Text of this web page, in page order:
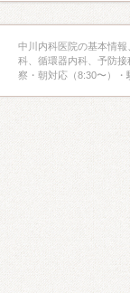
中川内科医院の基本情
科、循環器内科、予防
察・朝対応（8:30〜）・